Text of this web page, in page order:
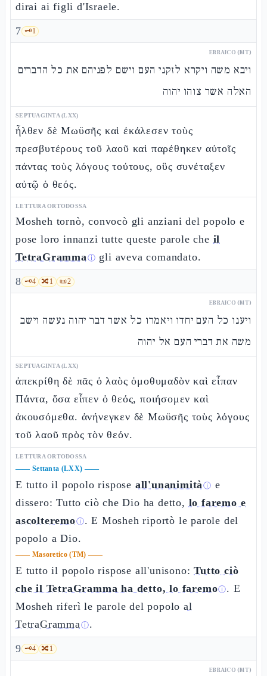
dirai ai figli d'Israele.
7 🗝️1
EBRAICO (MT)
ויבא משה ויקרא לזקני העם וישם לפניהם את כל הדברים
האלה אשר צוהו יהוה
SEPTUAGINTA (LXX)
ἦλθεν δὲ Μωϋσῆς καὶ ἐκάλεσεν τοὺς
πρεσβυτέρους τοῦ λαοῦ καὶ παρέθηκεν αὐτοῖς
πάντας τοὺς λόγους τούτους, οὓς συνέταξεν
αὐτῷ ὁ θεός.
LETTURA ORTODOSSA
Mosheh tornò, convocò gli anziani del popolo e
pose loro innanzi tutte queste parole che il
TetraGrammaⓘ gli aveva comandato.
8 🗝️4 🔀1 📜2
EBRAICO (MT)
ויענו כל העם יחדו ויאמרו כל אשר דבר יהוה נעשה וישב
משה את דברי העם אל יהוה
SEPTUAGINTA (LXX)
ἀπεκρίθη δὲ πᾶς ὁ λαὸς ὁμοθυμαδὸν καὶ εἶπαν
Πάντα, ὅσα εἶπεν ὁ θεός, ποιήσομεν καὶ
ἀκουσόμεθα. ἀνήνεγκεν δὲ Μωϋσῆς τοὺς λόγους
τοῦ λαοῦ πρὸς τὸν θεόν.
LETTURA ORTODOSSA
—— Settanta (LXX) ——
E tutto il popolo rispose all'unanimitàⓘ e
dissero: Tutto ciò che Dio ha detto, lo faremo e
ascolteremoⓘ. E Mosheh riportò le parole del
popolo a Dio.
—— Masoretico (TM) ——
E tutto il popolo rispose all'unisono:Tutto ciò
che il TetraGramma ha detto, lo faremoⓘ. E
Mosheh riferì le parole del popoloal
TetraGrammaⓘ.
9 🗝️4 🔀1
EBRAICO (MT)